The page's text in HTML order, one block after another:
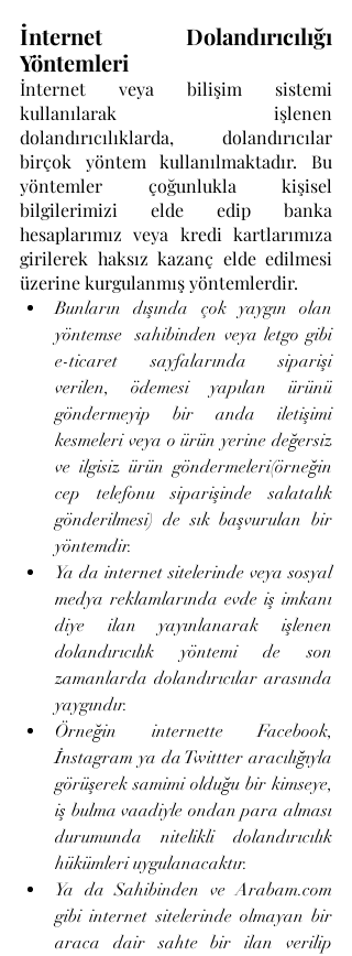
İnternet Dolandırıcılığı
Yöntemleri
İnternet veya bilişim sistemi
kullanılarak işlenen
dolandırıcılıklarda, dolandırıcılar
birçok yöntem kullanılmaktadır. Bu
yöntemler çoğunlukla kişisel
bilgilerimizi elde edip banka
hesaplarımız veya kredi kartlarımıza
girilerek haksız kazanç elde edilmesi
üzerine kurgulanmış yöntemlerdir.
Bunların dışında çok yaygın olan
yöntemse  sahibinden veya letgo gibi
e-ticaret sayfalarında siparişi
verilen, ödemesi yapılan ürünü
göndermeyip bir anda iletişimi
kesmeleri veya o ürün yerine değersiz
ve ilgisiz ürün göndermeleri(örneğin
cep telefonu siparişinde salatalık
gönderilmesi) de sık başvurulan bir
yöntemdir.
Ya da internet sitelerinde veya sosyal
medya reklamlarında evde iş imkanı
diye ilan yayınlanarak işlenen
dolandırıcılık yöntemi de son
zamanlarda dolandırıcılar arasında
yaygındır.
Örneğin internette Facebook,
İnstagram ya da Twittter aracılığıyla
görüşerek samimi olduğu bir kimseye,
iş bulma vaadiyle ondan para alması
durumunda nitelikli dolandırıcılık
hükümleri uygulanacaktır.
Ya da Sahibinden ve Arabam.com
gibi internet sitelerinde olmayan bir
araca dair sahte bir ilan verilip